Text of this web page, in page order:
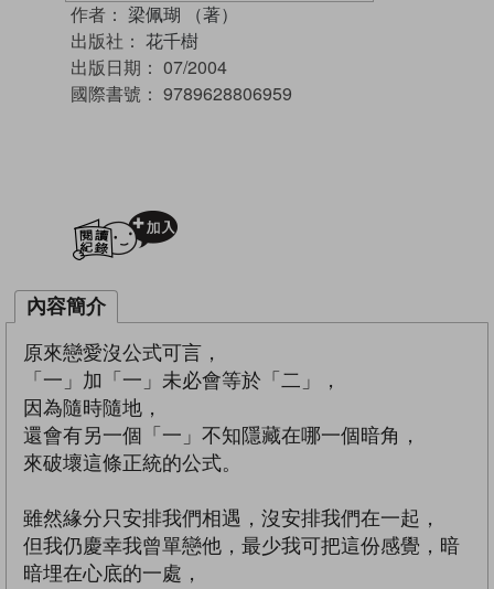
作者： 梁佩瑚 （著）
出版社： 花千樹
出版日期： 07/2004
國際書號： 9789628806959
內容簡介
原來戀愛沒公式可言，
「一」加「一」未必會等於「二」，
因為隨時隨地，
還會有另一個「一」不知隱藏在哪一個暗角，
來破壞這條正統的公式。
雖然緣分只安排我們相遇，沒安排我們在一起，
但我仍慶幸我曾單戀他，最少我可把這份感覺，暗
暗埋在心底的一處，